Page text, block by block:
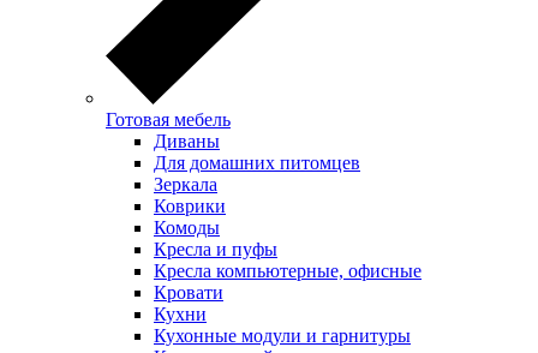
Готовая мебель
Диваны
Для домашних питомцев
Зеркала
Коврики
Комоды
Кресла и пуфы
Кресла компьютерные, офисные
Кровати
Кухни
Кухонные модули и гарнитуры